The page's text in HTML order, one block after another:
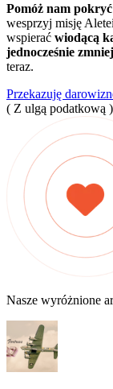
Pomóż nam
wesprzyj misję
wspierać wiodącą
jednocześnie
teraz.
Przekazuję
( Z ulgą podatkową )
Nasze wyróżnione